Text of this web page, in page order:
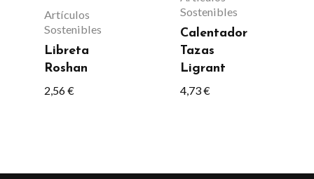
Artículos
Sostenibles
Libreta
Roshan
2,56€
opciones
se
pueden
elegir
en
Sostenibles
Calentador
Tazas
Ligrant
4,73€